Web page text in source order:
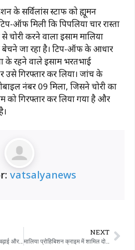
के सर्विलांस स्टाफ को ह्यूमन
ऑफ मिली कि पिपलिया चार रास्ता
​​चोरी करने वाला इसाम मालिया
बेचने जा रहा है। टिप-ऑफ के आधार
के रहने वाले इसाम भरतभाई
गिरफ्तार कर लिया। जांच के
नंबर 09 मिला, जिसने चोरी का
को गिरफ्तार कर लिया गया है और
vatsalyanews
18वीं अखिल भारतीय गिरनार चढ़ाई और अवरोही प्रतियोगिता उत्साह के साथ शुरू हुई
NEXT
मालिया प्रोहिबिशन क्राइम में शामिल दो लोगों को कस्टडी में भेजा गया